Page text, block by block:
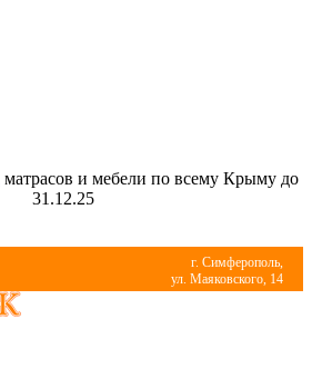
матрасов и мебели по всему Крыму до
31.12.25
г. Симферополь,
ул. Маяковского, 14